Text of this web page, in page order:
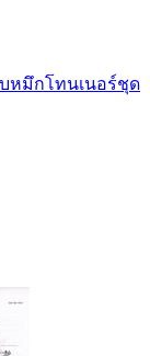
บหมึกโทนเนอร์ชุด